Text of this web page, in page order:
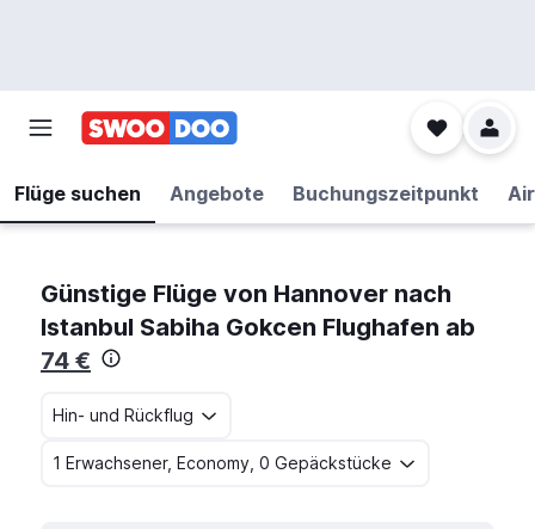
Flüge suchen Angebote Buchungszeitpunkt
Günstige Flüge von Hannover nach
Istanbul Sabiha Gokcen Flughafen ab
74 €
Hin- und Rückflug
1 Erwachsener, Economy, 0 Gepäckstücke